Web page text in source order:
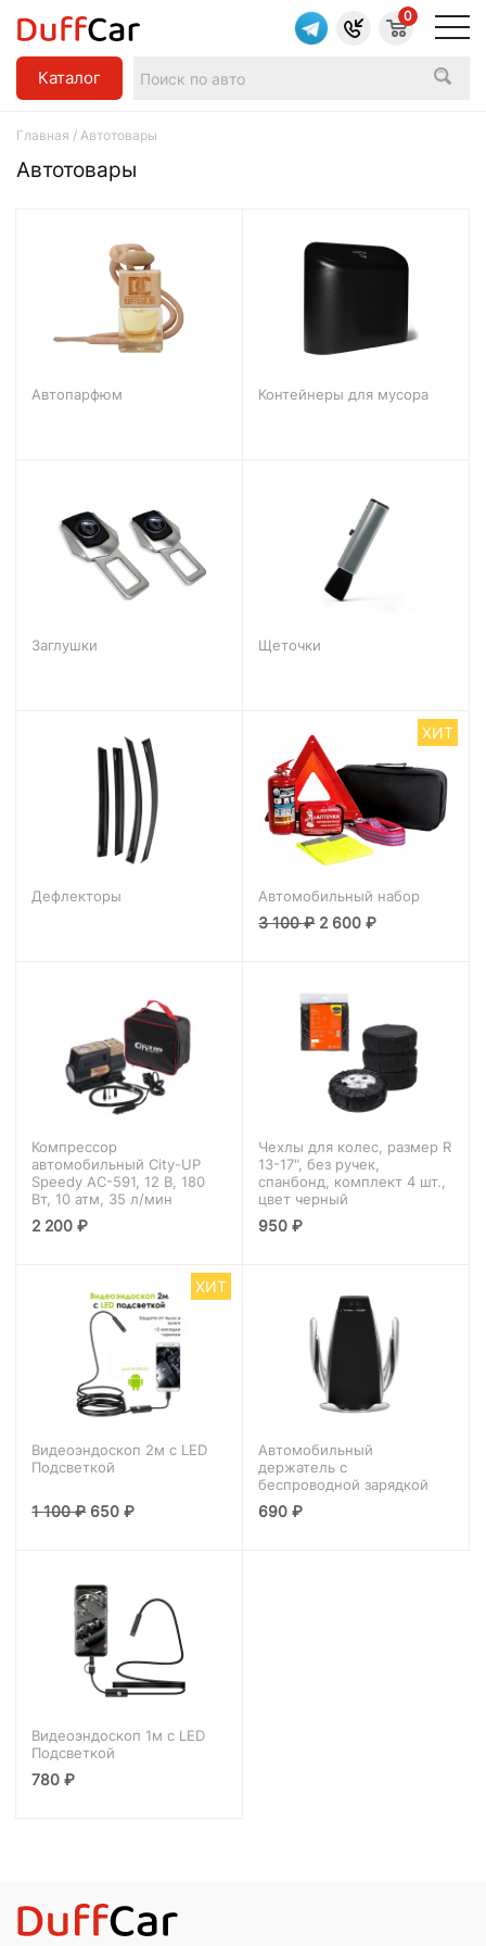
Каталог
0
Главная / Автотовары
Автотовары
Автопарфюм Контейнеры для мусора
Заглушки Щеточки
Дефлекторы
ХИТ
Автомобильный набор
3 100₽ 2 600₽
Компрессор
автомобильный City-UP
Speedy АС-591, 12 В, 180
Вт, 10 атм, 35 л/мин
2 200₽
Чехлы для колес, размер R
13-17", без ручек,
спанбонд, комплект 4 шт.,
цвет черный
950₽
ХИТ
Видеоэндоскоп 2м с LED
Подсветкой
1 100₽ 650₽
Автомобильный
держатель с
беспроводной зарядкой
690₽
Видеоэндоскоп 1м с LED
Подсветкой
780₽